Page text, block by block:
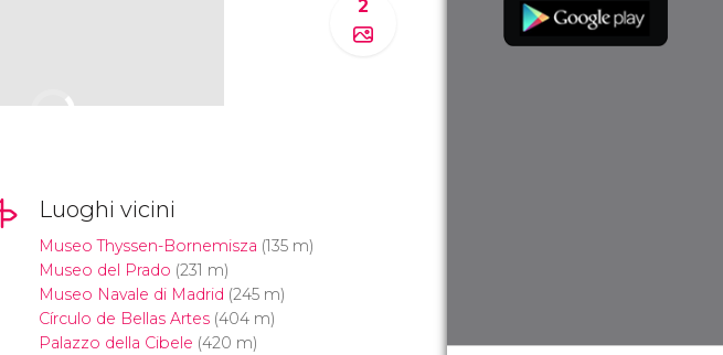
2
Luoghi vicini
Museo Thyssen-Bornemisza (135 m)
Museo del Prado (231 m)
Museo Navale di Madrid (245 m)
Círculo de Bellas Artes(404 m)
Palazzo della Cibele (420 m)